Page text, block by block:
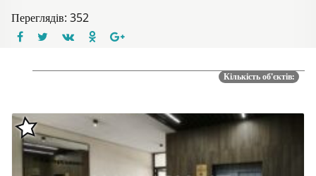
Переглядів: 352
Кількість об'єктів: